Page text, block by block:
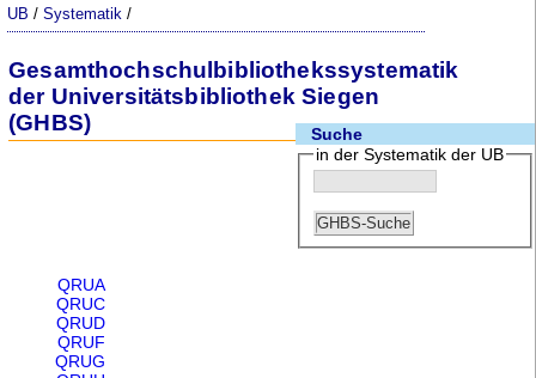
UB /Systematik /
Gesamthochschulbibliothekssystematik
der Universitätsbibliothek Siegen
(GHBS)
Suche
in der Systematik der UB
QRUA
QRUC
QRUD
QRUF
QRUG